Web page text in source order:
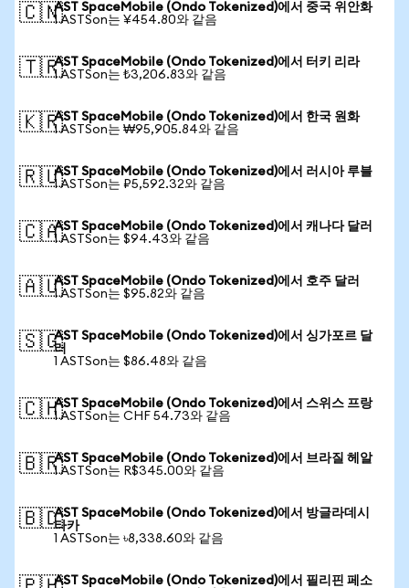
🇨🇳AST SpaceMobile (Ondo Tokenized)에서 중국 위안화
1 ASTSon는 ¥454.80와 같음
🇹🇷AST SpaceMobile (Ondo Tokenized)에서 터키 리라
1 ASTSon는 ₺3,206.83와 같음
🇰🇷AST SpaceMobile (Ondo Tokenized)에서 한국 원화
1 ASTSon는 ₩95,905.84와 같음
🇷🇺AST SpaceMobile (Ondo Tokenized)에서 러시아 루블
1 ASTSon는 ₽5,592.32와 같음
🇨🇦AST SpaceMobile (Ondo Tokenized)에서 캐나다 달러
1 ASTSon는 $94.43와 같음
🇦🇺AST SpaceMobile (Ondo Tokenized)에서 호주 달러
1 ASTSon는 $95.82와 같음
🇸🇬AST SpaceMobile (Ondo Tokenized)에서 싱가포르 달
러
1 ASTSon는 $86.48와 같음
🇨🇭AST SpaceMobile (Ondo Tokenized)에서 스위스 프랑
1 ASTSon는 CHF 54.73와 같음
🇧🇷AST SpaceMobile (Ondo Tokenized)에서 브라질 헤알
1 ASTSon는 R$345.00와 같음
🇧🇩AST SpaceMobile (Ondo Tokenized)에서 방글라데시
타카
1 ASTSon는 ৳8,338.60와 같음
AST SpaceMobile (Ondo Tokenized)에서 필리핀 페소